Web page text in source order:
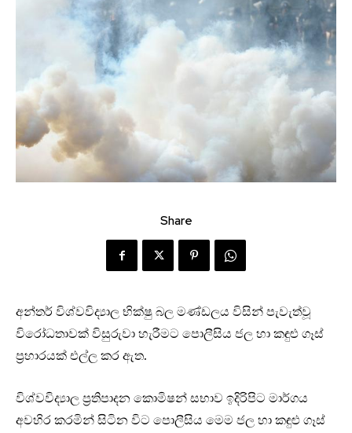
Share
අන්තර් විශ්වවිද්‍යාල භික්ෂු බල මණ්ඩලය විසින් පැවැත්වූ
විරෝධතාවක් විසුරුවා හැරීමට පොලීසිය ජල හා කඳුළු ගෑස්
ප්‍රහාරයක් එල්ල කර ඇත.
විශ්වවිද්‍යාල ප්‍රතිපාදන කොමිෂන් සභාව ඉදිරිපිට මාර්ගය
අවහිර කරමින් සිටින විට පොලීසිය මෙම ජල හා කඳුළු ගෑස්